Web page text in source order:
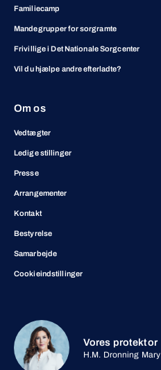
Familiecamp
Mandegrupper for sorgramte
Frivillige i Det Nationale Sorgcenter
Vil du hjælpe andre efterladte?
Om os
Vedtægter
Ledige stillinger
Presse
Arrangementer
Kontakt
Bestyrelse
Samarbejde
Cookieindstillinger
Vores protektor
H.M. Dronning Mary